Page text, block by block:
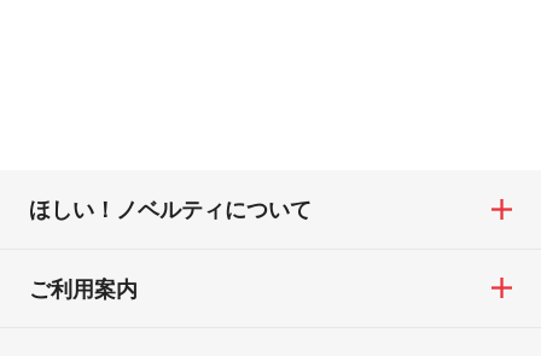
ほしい！ノベルティについて
ご利用案内